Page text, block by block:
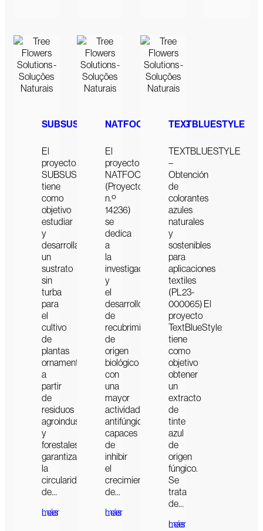
SUBSUS
El
proyecto
SUBSUS
tiene
como
objetivo
estudiar
y
desarrollar:
un
sustrato
sin
turba
para
el
cultivo
de
plantas
ornamentales,
a
partir
de
residuos
agroindustriales
y
forestales,
garantizando
la
circularidad
de…
Leer más
NATFOODCOATING
El
proyecto
NATFOODCOATING
(Proyecto
n.º
14236)
se
dedica
a
la
investigación
y
el
desarrollo
de
recubrimientos
de
origen
biológico
con
una
mayor
actividad
antifúngica,
capaces
de
inhibir
el
crecimiento
de…
Leer más
TEXTBLUESTYLE
TEXTBLUESTYLE
–
Obtención
de
colorantes
azules
naturales
y
sostenibles
para
aplicaciones
textiles
(PL23-
000065) El
proyecto
TextBlueStyle
tiene
como
objetivo
obtener
un
extracto
de
tinte
azul
de
origen
fúngico.
Se
trata
de…
Leer más